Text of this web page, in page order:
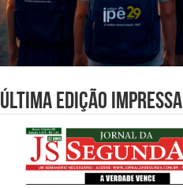
Última edição impressa